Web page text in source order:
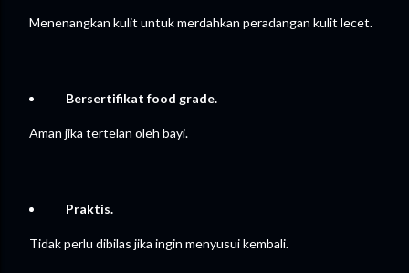
Menenangkan kulit untuk merdahkan peradangan kulit lecet.
Bersertifikat food grade.
Aman jika tertelan oleh bayi.
Praktis.
Tidak perlu dibilas jika ingin menyusui kembali.